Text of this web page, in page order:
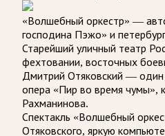
«Волшебный оркестр» —
господина Пэжо» и
Старейший уличный театр
фехтовании, восточных
Дмитрий Отяковский — один
опера «Пир во время чумы»,
Рахманинова.
Спектакль «Волшебный
Отяковского, яркую